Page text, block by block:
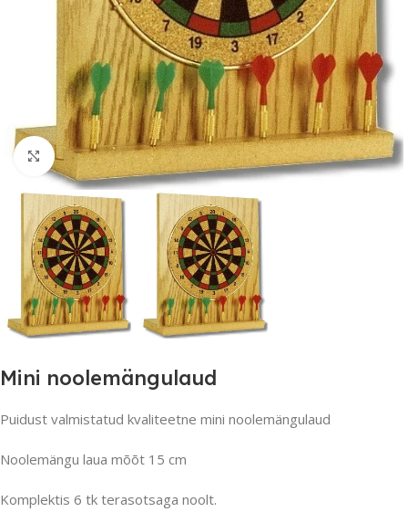
Suurendamiseks klõpsake
Mini noolemängulaud
Puidust valmistatud kvaliteetne mini noolemängulaud
Noolemängu laua mõõt 15 cm
Komplektis 6 tk terasotsaga noolt.